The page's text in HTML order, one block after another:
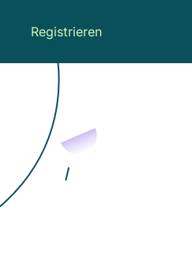
Registrieren